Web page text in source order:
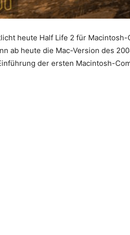
heute Half Life 2 für Macintosh-
ab heute die Mac-Version des
der ersten Macintosh-